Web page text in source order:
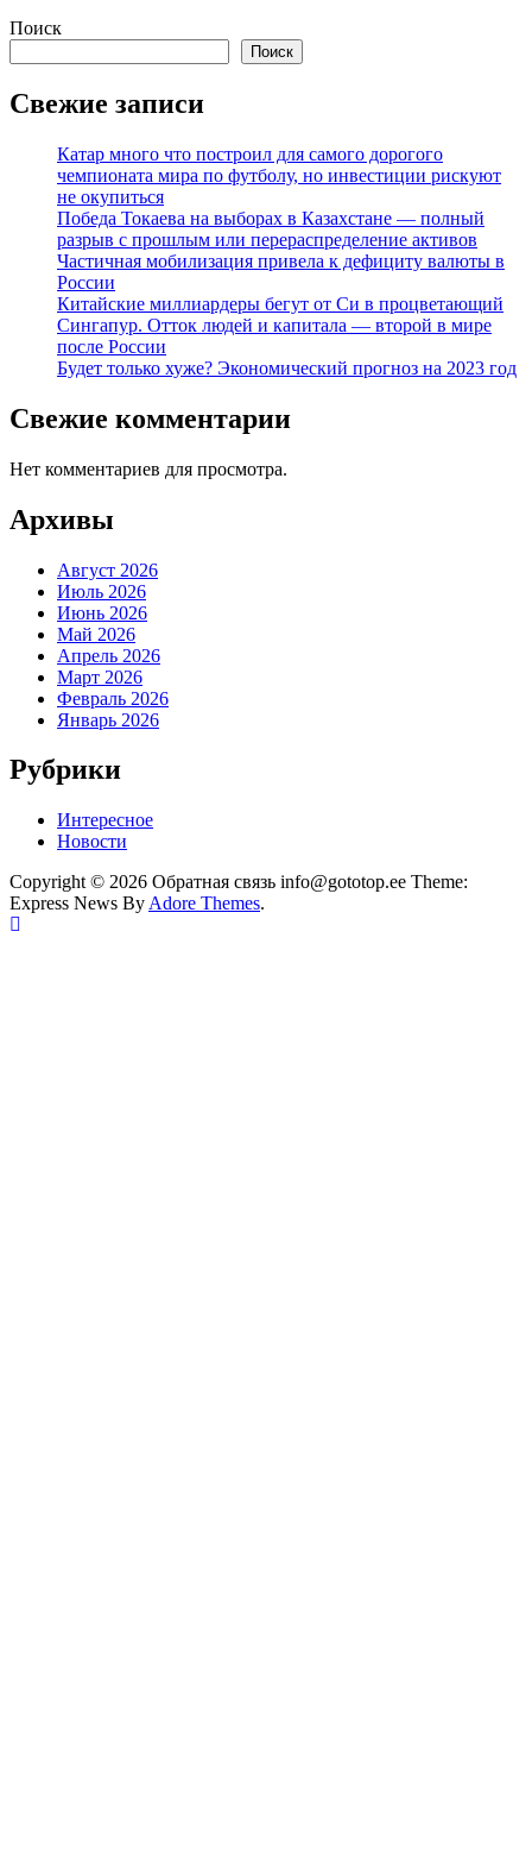
Поиск
Поиск
Свежие записи
Катар много что построил для самого дорогого
чемпионата мира по футболу, но инвестиции рискуют
не окупиться
Победа Токаева на выборах в Казахстане — полный
разрыв с прошлым или перераспределение активов
Частичная мобилизация привела к дефициту валюты в
России
Китайские миллиардеры бегут от Си в процветающий
Сингапур. Отток людей и капитала — второй в мире
после России
Будет только хуже? Экономический прогноз на 2023 год
Свежие комментарии
Нет комментариев для просмотра.
Архивы
Август 2026
Июль 2026
Июнь 2026
Май 2026
Апрель 2026
Март 2026
Февраль 2026
Январь 2026
Рубрики
Интересное
Новости
Copyright © 2026 Обратная связь info@gototop.ee Theme:
Express News By Adore Themes.